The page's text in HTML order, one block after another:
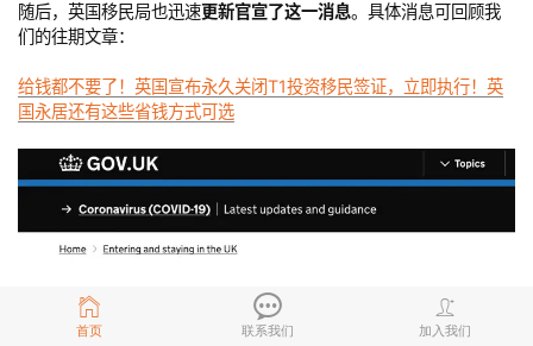
首页 联系我们 加入我们
随后，英国移民局也迅速更新官宣了这一消息。具体消息可回顾我
们的往期文章：
给钱都不要了！英国宣布永久关闭T1投资移民签证，立即执行！英
国永居还有这些省钱方式可选